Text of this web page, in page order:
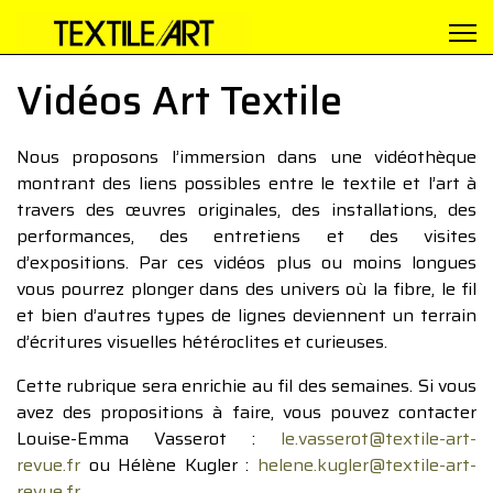
Vidéos Art Textile
Nous proposons l’immersion dans une vidéothèque
montrant des liens possibles entre le textile et l’art à
travers des œuvres originales, des installations, des
performances, des entretiens et des visites
d’expositions. Par ces vidéos plus ou moins longues
vous pourrez plonger dans des univers où la fibre, le fil
et bien d’autres types de lignes deviennent un terrain
d’écritures visuelles hétéroclites et curieuses.
Cette rubrique sera enrichie au fil des semaines. Si vous
avez des propositions à faire, vous pouvez contacter
Louise-Emma Vasserot : le.vasserot@textile-art-
revue.fr ou Hélène Kugler : helene.kugler@textile-art-